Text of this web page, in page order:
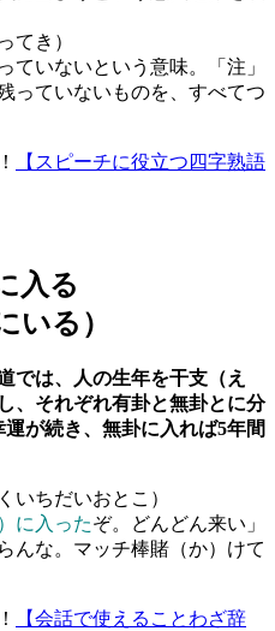
てき）
いないという意味。「注」
っていないものを、すべてつ
【スピーチに役立つ四字熟語
入る
いる）
では、人の生年を干支（え
、それぞれ有卦と無卦とに分
が続き、無卦に入れば5年間
いちだいおとこ）
に入ったぞ。どんどん来い」
んな。マッチ棒賭（か）けて
【会話で使えることわざ辞